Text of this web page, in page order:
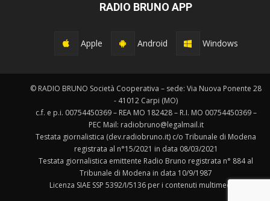
RADIO BRUNO APP
Apple Android Windows
© RADIO BRUNO Società Cooperativa – sede: Via Nuova Ponente 28
- 41012 Carpi (MO)
c.f. e p.i. 00754450369 – REA MO 182428 – R.I. MO 00754450369 –
PEC Mail: radiobruno@legalmail.it
Testata giornalistica (dev.radiobruno.it) c/o Tribunale di Modena
registrata al n°15/2021 in data 08/03/2021
Testata giornalistica emittente Radio Bruno registrata n° 884 al
Tribunale di Modena in data 10/9/1987
Licenza SIAE SSP 5392/I/5136 per i contenuti multimediali.